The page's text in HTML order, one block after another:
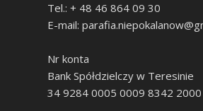
Tel.: + 48 46 864 09 30
E-mail:
Nr konta
Bank Spółdzielczy w Teresinie
34 9284 0005 0009 8342